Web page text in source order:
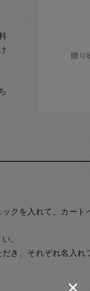
クを入れて、カート
。
き、それぞれ名入れ